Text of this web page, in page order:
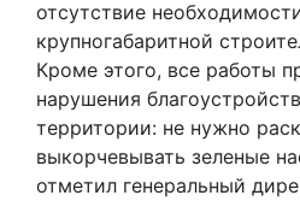
отсутствие
крупногабаритной
Кроме этого, все работы
нарушения
территории: не нужно
выкорчевывать зеленые
отметил генеральный